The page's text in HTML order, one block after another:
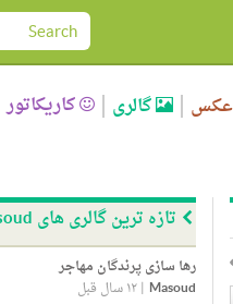
عکس گالری کاریکاتور
تازه ترین گالری های Masoud
رها سازی پرندگان مهاجر
Masoud
|۱۲ سال قبل